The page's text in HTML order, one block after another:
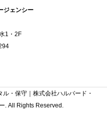
ジェンシー
1・2F
・保守｜株式会社ハルバード・
. All Rights Reserved.